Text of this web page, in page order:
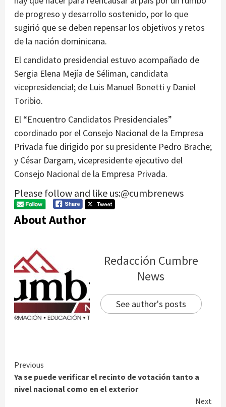
de progreso y desarrollo sostenido, por lo que
sugirió que se deben repensar los objetivos y retos
de la nación dominicana.
El candidato presidencial estuvo acompañado de
Sergia Elena Mejía de Séliman, candidata
vicepresidencial; de Luis Manuel Bonetti y Daniel
Toribio.
El “Encuentro Candidatos Presidenciales”
coordinado por el Consejo Nacional de la Empresa
Privada fue dirigido por su presidente Pedro Brache;
y César Dargam, vicepresidente ejecutivo del
Consejo Nacional de la Empresa Privada.
Please follow and like us:@cumbrenews
About Author
Redacción Cumbre
News
See author's posts
Continue
Reading
Previous
Ya se puede verificar el recinto de votación tanto a
nivel nacional como en el exterior
Next